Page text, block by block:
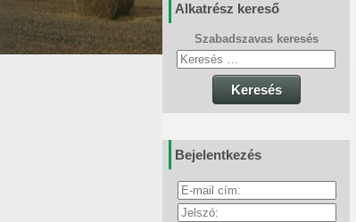
Alkatrész kereső
Szabadszavas keresés
Keresés
Bejelentkezés